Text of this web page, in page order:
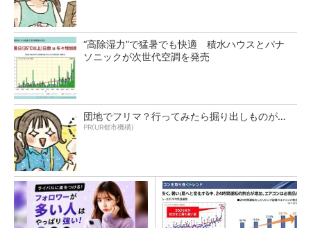
“高除湿力”で猛暑でも快適 積水ハウスとパナ
ソニックが次世代空調を発売
団地でフリマ？行ってみたら掘り出しものが…
PR(UR都市機構)